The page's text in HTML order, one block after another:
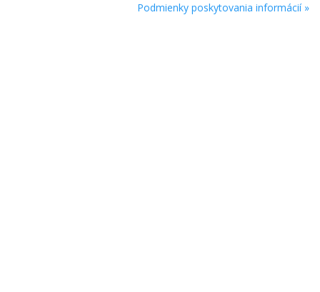
Podmienky poskytovania informácií »